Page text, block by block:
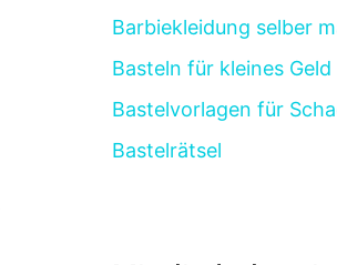
Barbiekleidung selber
Basteln für kleines Geld
Bastelvorlagen für
Bastelrätsel